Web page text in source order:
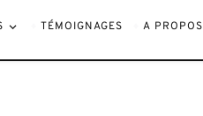
TÉMOIGNAGES A PROPOS